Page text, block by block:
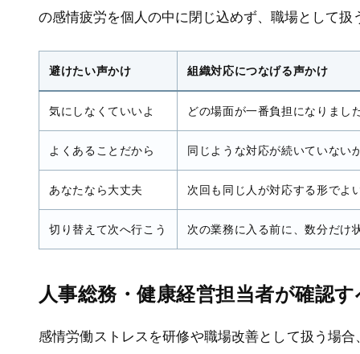
の感情疲労を個人の中に閉じ込めず、職場として
避けたい声かけ 組織対応につなげる声かけ
気にしなくていいよ どの場面が一番負担になりまし
よくあることだから 同じような対応が続いていない
あなたなら大丈夫 次回も同じ人が対応する形でよ
切り替えて次へ行こう 次の業務に入る前に、数分だけ
人事総務・健康経営担当者が確認
感情労働ストレスを研修や職場改善として扱う場